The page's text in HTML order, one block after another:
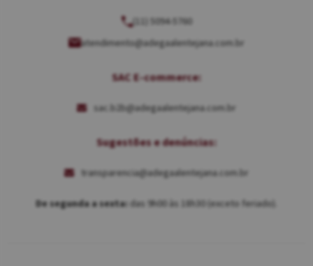
(11) 5094-5760
atendimento@adegaalentejana.com.br
SAC E-commerce:
sac.b2b@adegaalentejana.com.br
Sugestões e denúncias:
transparencia@adegaalentejana.com.br
De segunda a sexta: das 9h00 às 18h30 (exceto feriado).